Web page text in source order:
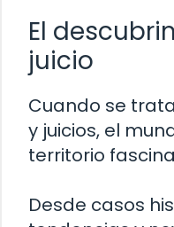
El
juicio
Cuando se
y juicios, el
territorio
Desde casos